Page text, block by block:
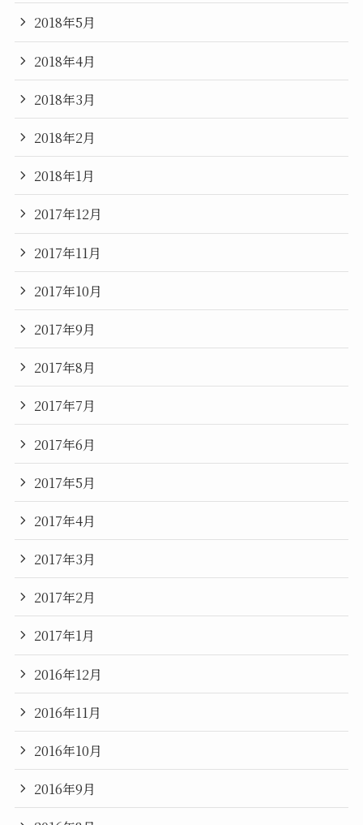
2018年5月
2018年4月
2018年3月
2018年2月
2018年1月
2017年12月
2017年11月
2017年10月
2017年9月
2017年8月
2017年7月
2017年6月
2017年5月
2017年4月
2017年3月
2017年2月
2017年1月
2016年12月
2016年11月
2016年10月
2016年9月